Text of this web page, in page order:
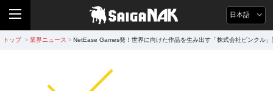
日本語
トップ > 業界ニュース > NetEase Games発！世界に向けた作品を生み出す「株式会社ピンクル